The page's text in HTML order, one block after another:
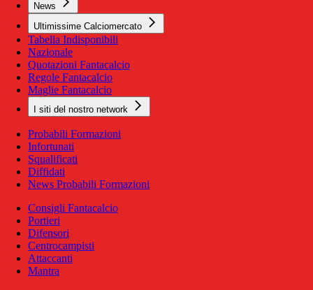
News
Ultimissime Calciomercato
Tabella Indisponibili
Nazionale
Quotazioni Fantacalcio
Regole Fantacalcio
Maglie Fantacalcio
I siti del nostro network
Probabili Formazioni
Infortunati
Squalificati
Diffidati
News Probabili Formazioni
Consigli Fantacalcio
Portieri
Difensori
Centrocampisti
Attaccanti
Mantra